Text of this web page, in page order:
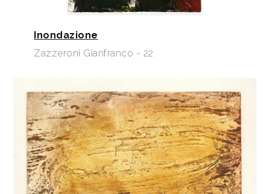
Inondazione
Zazzeroni Gianfranco - 22